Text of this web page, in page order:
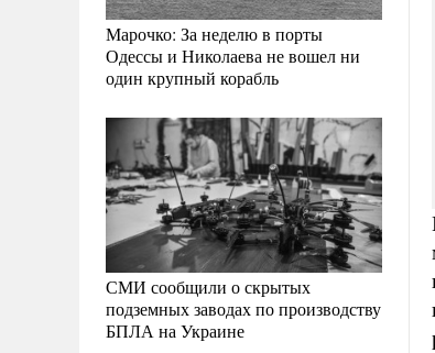
Марочко: За неделю в порты
Одессы и Николаева не вошел ни
один крупный корабль
СМИ сообщили о скрытых
подземных заводах по производству
БПЛА на Украине